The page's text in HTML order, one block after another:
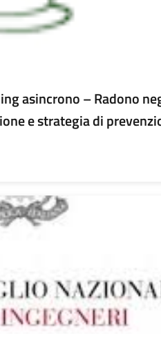
asincrono – Radono
e strategia di